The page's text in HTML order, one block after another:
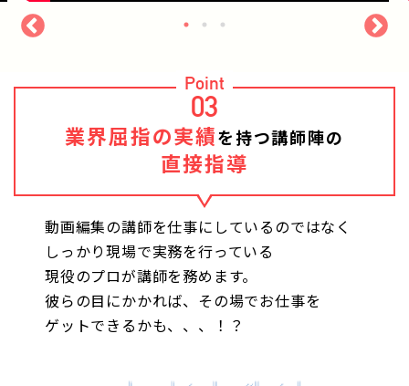
Point
03
業界屈指の実績を持つ講師陣の
直接指導
動画編集の講師を仕事にしているのではなく
しっかり現場で実務を行っている
現役のプロが講師を務めます。
彼らの目にかかれば、その場でお仕事を
ゲットできるかも、、、！？